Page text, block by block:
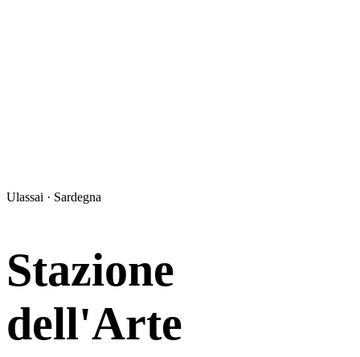
Ulassai · Sardegna
Stazione
dell'Arte